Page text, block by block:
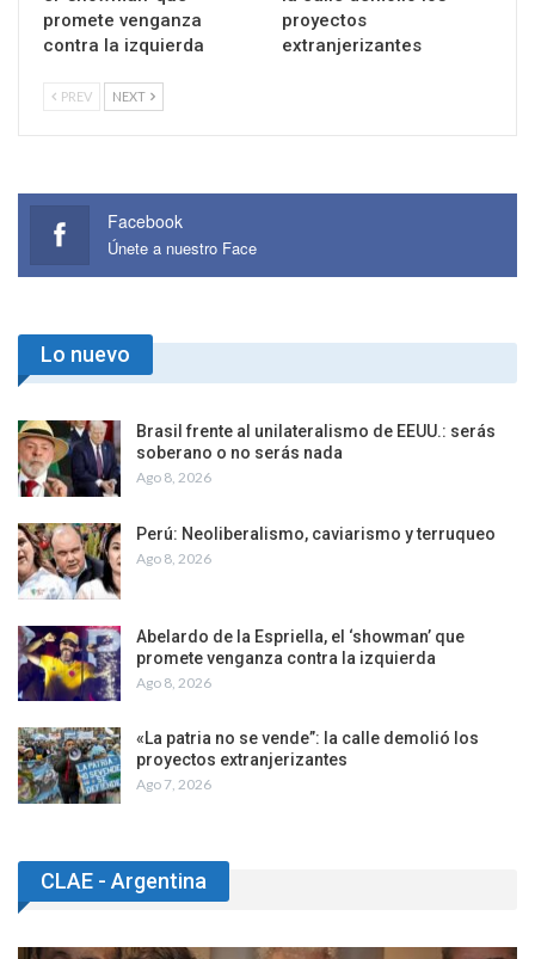
promete venganza
contra la izquierda
proyectos
extranjerizantes
PREV NEXT
Facebook
Únete a nuestro Face
Lo nuevo
Brasil frente al unilateralismo de EEUU.: serás
soberano o no serás nada
Ago 8, 2026
Perú: Neoliberalismo, caviarismo y terruqueo
Ago 8, 2026
Abelardo de la Espriella, el ‘showman’ que
promete venganza contra la izquierda
Ago 8, 2026
«La patria no se vende”: la calle demolió los
proyectos extranjerizantes
Ago 7, 2026
CLAE - Argentina